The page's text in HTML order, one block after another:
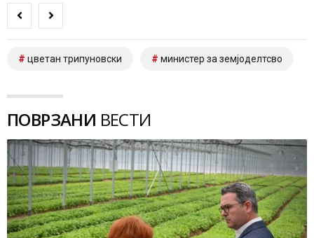
цветан трипуновски министер за земјоделтсво
ПОВРЗАНИ ВЕСТИ